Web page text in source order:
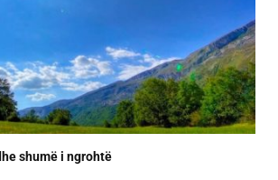
shumë i ngrohtë